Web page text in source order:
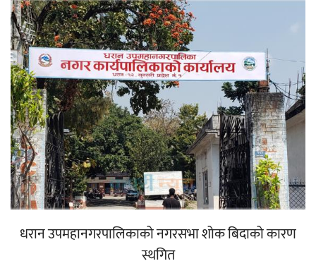
धरान उपमहानगरपालिकाको नगरसभा शोक बिदाको कारण
स्थगित